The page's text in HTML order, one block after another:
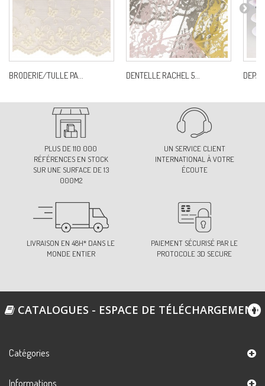
BRODERIE/TULLE PA... DENTELLE RACHEL 5...
PLUS DE 110 000
RÉFÉRENCES EN STOCK
SUR UNE SURFACE DE 13
000M2
UN SERVICE CLIENT
INTERNATIONAL À VOTRE
ÉCOUTE
LIVRAISON EN 48H* DANS LE
MONDE ENTIER
PAIEMENT SÉCURISÉ PAR LE
PROTOCOLE 3D SECURE
CATALOGUES - ESPACE DE TÉLÉCHARGEMENT
Catégories
Informations